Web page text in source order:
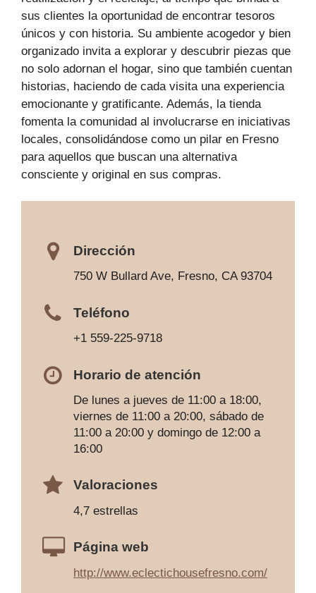
sus clientes la oportunidad de encontrar tesoros
únicos y con historia. Su ambiente acogedor y bien
organizado invita a explorar y descubrir piezas que
no solo adornan el hogar, sino que también cuentan
historias, haciendo de cada visita una experiencia
emocionante y gratificante. Además, la tienda
fomenta la comunidad al involucrarse en iniciativas
locales, consolidándose como un pilar en Fresno
para aquellos que buscan una alternativa
consciente y original en sus compras.
Dirección
750 W Bullard Ave, Fresno, CA 93704
Teléfono
+1 559-225-9718
Horario de atención
De lunes a jueves de 11:00 a 18:00,
viernes de 11:00 a 20:00, sábado de
11:00 a 20:00 y domingo de 12:00 a
16:00
Valoraciones
4,7 estrellas
Página web
http://www.eclectichousefresno.com/